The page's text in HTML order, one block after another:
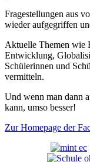
Fragestellungen aus
wieder aufgegriffen
Aktuelle Themen wie
Entwicklung,
Schülerinnen und
vermitteln.
Und wenn man dann
kann, umso besser!
Zur Homepage der